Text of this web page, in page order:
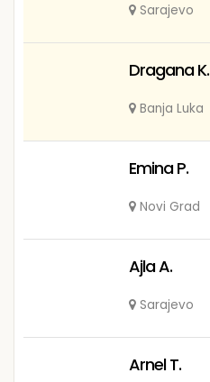
Sarajevo
Dragana K.
Banja Luka
Emina P.
Novi Grad
Ajla A.
Sarajevo
Arnel T.